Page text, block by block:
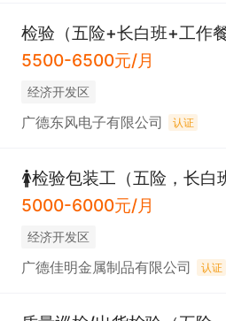
检验（五险+长白班+工作
5500-6500元/月
经济开发区
广德东风电子有限公司 认证
🚺检验包装工（五险，长白
5000-6000元/月
经济开发区
广德佳明金属制品有限公司 认证